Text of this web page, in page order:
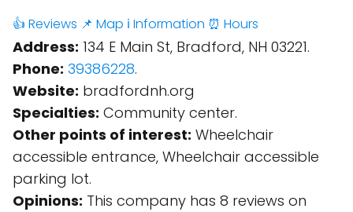
👍 Reviews 📌 Map ℹ️ Information ⏰ Hours
Address: 134 E Main St, Bradford, NH 03221.
Phone: 39386228.
Website: bradfordnh.org
Specialties: Community center.
Other points of interest: Wheelchair
accessible entrance, Wheelchair accessible
parking lot.
Opinions: This company has 8 reviews on